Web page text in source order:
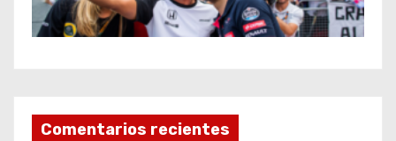
Comentarios recientes